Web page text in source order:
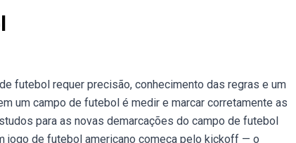
futebol requer precisão, conhecimento das regras e um
um campo de futebol é medir e marcar corretamente as
para as novas demarcações do campo de futebol
jogo de futebol americano começa pelo kickoff — o